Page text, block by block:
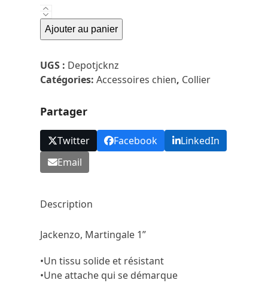
quantité
de
Jackenzo
Martingale
1''
Ajouter au panier
UGS : Depotjcknz
Catégories:Accessoires chien, Collier
Partager
Twitter Facebook
LinkedIn
Email
Description
Jackenzo, Martingale 1”
•Un tissu solide et résistant
•Une attache qui se démarque